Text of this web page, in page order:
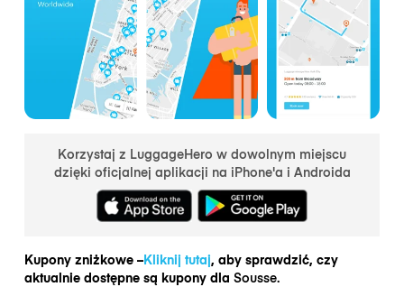
Korzystaj z LuggageHero w dowolnym miejscu
dzięki oficjalnej aplikacji na iPhone'a i Androida
Kupony zniżkowe –Kliknij tutaj, aby sprawdzić, czy
aktualnie dostępne są kupony dla Sousse.